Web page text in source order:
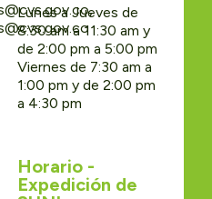
Lunes a Jueves de
8:30 am a 11:30 am y
de 2:00 pm a 5:00 pm
Viernes de 7:30 am a
1:00 pm y de 2:00 pm
a 4:30 pm
Horario -
Expedición de